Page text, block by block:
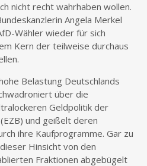
nicht recht wahrhaben wollen.
Angela Merkel
Wähler wieder für sich
Kern der teilweise durchaus
Belastung Deutschlands
über die
Geldpolitik der
und geißelt deren
ihre Kaufprogramme. Gar zu
Hinsicht von den
Fraktionen abgebügelt